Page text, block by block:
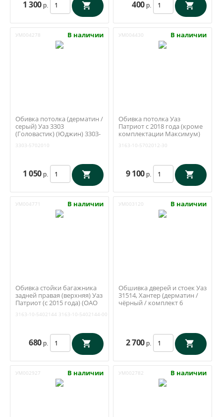
1 300 р. 400 р.
УМ004278 В наличии
Обивка потолка (дерматин /
серый) Уаз 3303
(Головастик) (Юджин) 3303-
3303-5702010
1 050 р.
УМ004430 В наличии
Обивка потолка Уаз
Патриот с 2018 года (кроме
комплектации Максимум)
30
3163-10-5702012-30
9 100 р.
УМ004771 В наличии
Обивка стойки багажника
задней правая (верхняя) Уаз
Патриот (с 2015 года) (ОАО
3163-10-5402144 3163-10-5402144-00
680 р.
УМ003120 В наличии
Обшивка дверей и стоек Уаз
31514, Хантер (дерматин /
чёрный / комплект 6
2 700 р.
УМ002927 В наличии УМ002782 В наличии